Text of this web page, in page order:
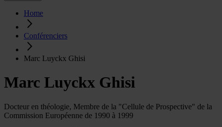
Home
Conférenciers
Marc Luyckx Ghisi
Marc Luyckx Ghisi
Docteur en théologie, Membre de la "Cellule de Prospective" de la
Commission Européenne de 1990 à 1999